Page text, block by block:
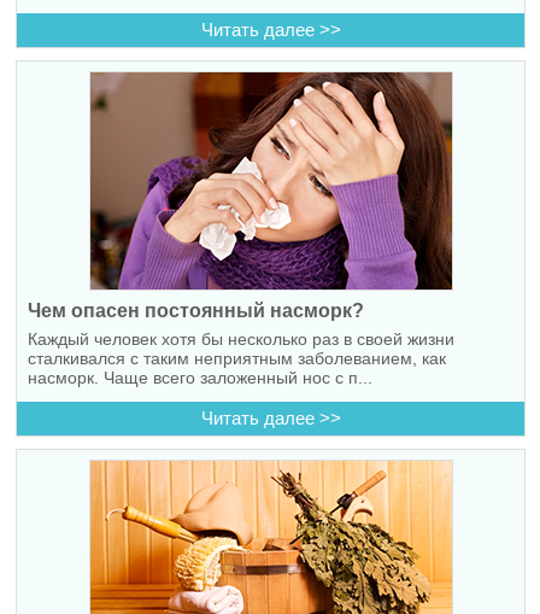
Читать далее >>
Чем опасен постоянный насморк?
Каждый человек хотя бы несколько раз в своей жизни
сталкивался с таким неприятным заболеванием, как
насморк. Чаще всего заложенный нос с п...
Читать далее >>